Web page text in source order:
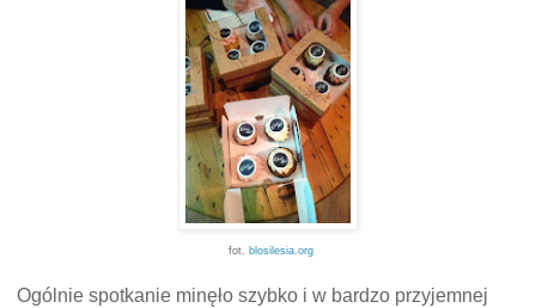
fot. blosilesia.org
Ogólnie spotkanie minęło szybko i w bardzo przyjemnej